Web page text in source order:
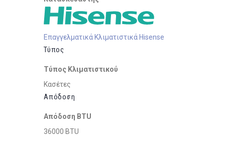
Επαγγελματικά Κλιματιστικά Hisense
Τύπος
Τύπος Κλιματιστικού
Κασέτες
Απόδοση
Απόδοση BTU
36000 BTU